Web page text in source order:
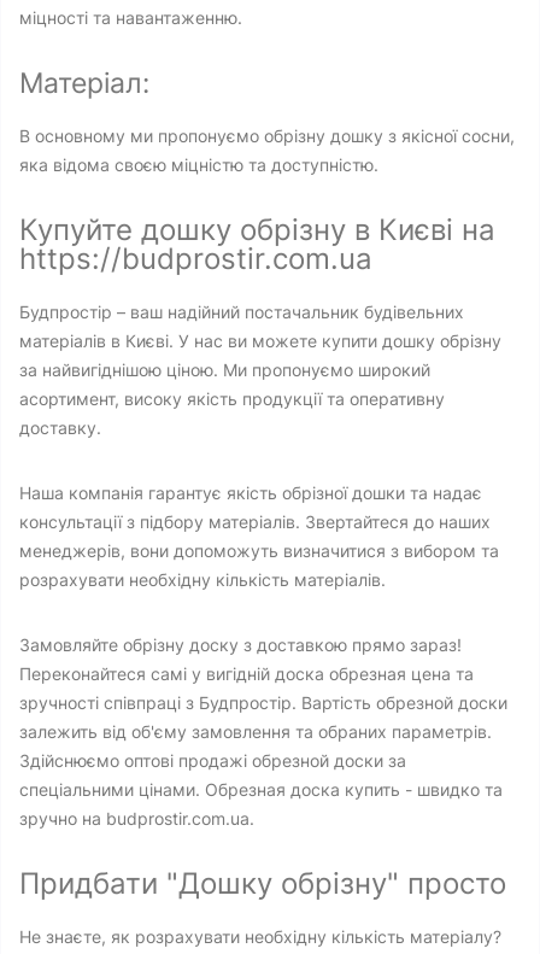
міцності та навантаженню.
Матеріал:
В основному ми пропонуємо обрізну дошку з якісної сосни,
яка відома своєю міцністю та доступністю.
Купуйте дошку обрізну в Києві на
https://budprostir.com.ua
Будпростір – ваш надійний постачальник будівельних
матеріалів в Києві. У нас ви можете купити дошку обрізну
за найвигіднішою ціною. Ми пропонуємо широкий
асортимент, високу якість продукції та оперативну
доставку.
Наша компанія гарантує якість обрізної дошки та надає
консультації з підбору матеріалів. Звертайтеся до наших
менеджерів, вони допоможуть визначитися з вибором та
розрахувати необхідну кількість матеріалів.
Замовляйте обрізну доску з доставкою прямо зараз!
Переконайтеся самі у вигідній доска обрезная цена та
зручності співпраці з Будпростір. Вартість обрезной доски
залежить від об'єму замовлення та обраних параметрів.
Здійснюємо оптові продажі обрезной доски за
спеціальними цінами. Обрезная доска купить - швидко та
зручно на budprostir.com.ua.
Придбати "Дошку обрізну" просто
Не знаєте, як розрахувати необхідну кількість матеріалу?